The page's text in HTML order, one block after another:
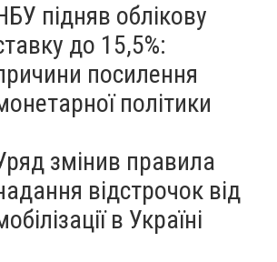
підняв облікову
до 15,5%:
посилення
політики
змінив правила
відстрочок від
в Україні